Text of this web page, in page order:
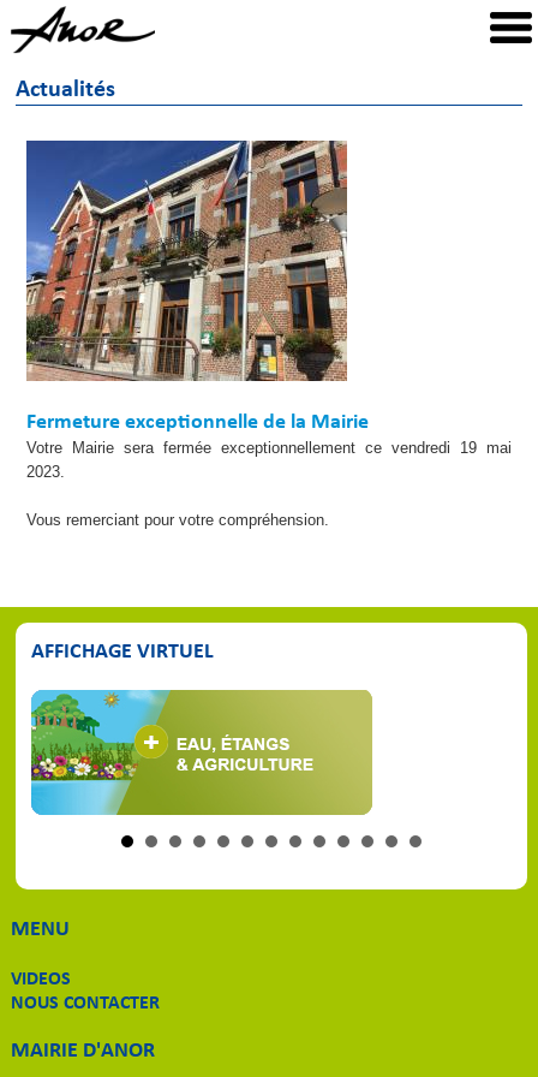
Actualités
Fermeture exceptionnelle de la Mairie
Votre Mairie sera fermée exceptionnellement ce vendredi 19 mai
2023.
Vous remerciant pour votre compréhension.
AFFICHAGE VIRTUEL
MENU
VIDEOS
NOUS CONTACTER
MAIRIE D'ANOR